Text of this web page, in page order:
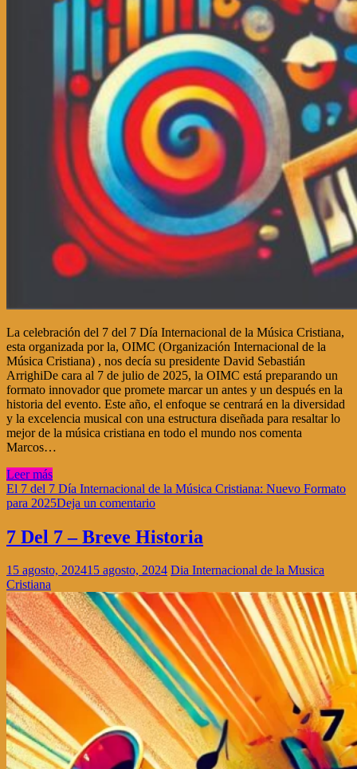
La celebración del 7 del 7 Día Internacional de la Música Cristiana,
esta organizada por la, OIMC (Organización Internacional de la
Música Cristiana) , nos decía su presidente David Sebastián
ArrighiDe cara al 7 de julio de 2025, la OIMC está preparando un
formato innovador que promete marcar un antes y un después en la
historia del evento. Este año, el enfoque se centrará en la diversidad
y la excelencia musical con una estructura diseñada para resaltar lo
mejor de la música cristiana en todo el mundo nos comenta
Marcos…
Leer más
El 7 del 7 Día Internacional de la Música Cristiana: Nuevo Formato
para 2025Deja un comentario
7 Del 7 – Breve Historia
15 agosto, 202415 agosto, 2024 Dia Internacional de la Musica
Cristiana